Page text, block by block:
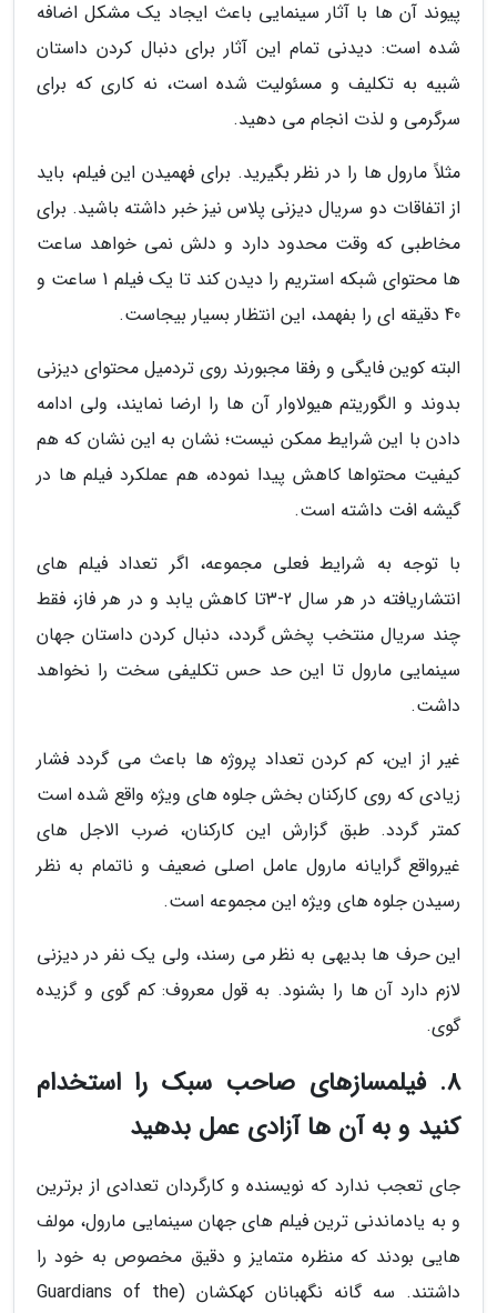
پیوند آن ها با آثار سینمایی باعث ایجاد یک مشکل اضافه
شده است: دیدنی تمام این آثار برای دنبال کردن داستان
شبیه به تکلیف و مسئولیت شده است، نه کاری که برای
سرگرمی و لذت انجام می دهید.
مثلاً مارول ها را در نظر بگیرید. برای فهمیدن این فیلم، باید
از اتفاقات دو سریال دیزنی پلاس نیز خبر داشته باشید. برای
مخاطبی که وقت محدود دارد و دلش نمی خواهد ساعت
ها محتوای شبکه استریم را دیدن کند تا یک فیلم 1 ساعت و
40 دقیقه ای را بفهمد، این انتظار بسیار بیجاست.
البته کوین فایگی و رفقا مجبورند روی تردمیل محتوای دیزنی
بدوند و الگوریتم هیولاوار آن ها را ارضا نمایند، ولی ادامه
دادن با این شرایط ممکن نیست؛ نشان به این نشان که هم
کیفیت محتواها کاهش پیدا نموده، هم عملکرد فیلم ها در
گیشه افت داشته است.
با توجه به شرایط فعلی مجموعه، اگر تعداد فیلم های
انتشاریافته در هر سال 2-3تا کاهش یابد و در هر فاز، فقط
چند سریال منتخب پخش گردد، دنبال کردن داستان جهان
سینمایی مارول تا این حد حس تکلیفی سخت را نخواهد
داشت.
غیر از این، کم کردن تعداد پروژه ها باعث می گردد فشار
زیادی که روی کارکنان بخش جلوه های ویژه واقع شده است
کمتر گردد. طبق گزارش این کارکنان، ضرب الاجل های
غیرواقع گرایانه مارول عامل اصلی ضعیف و ناتمام به نظر
رسیدن جلوه های ویژه این مجموعه است.
این حرف ها بدیهی به نظر می رسند، ولی یک نفر در دیزنی
لازم دارد آن ها را بشنود. به قول معروف: کم گوی و گزیده
گوی.
8. فیلمسازهای صاحب سبک را استخدام
کنید و به آن ها آزادی عمل بدهید
جای تعجب ندارد که نویسنده و کارگردان تعدادی از برترین
و به یادماندنی ترین فیلم های جهان سینمایی مارول، مولف
هایی بودند که منظره متمایز و دقیق مخصوص به خود را
داشتند. سه گانه نگهبانان کهکشان (Guardians of the